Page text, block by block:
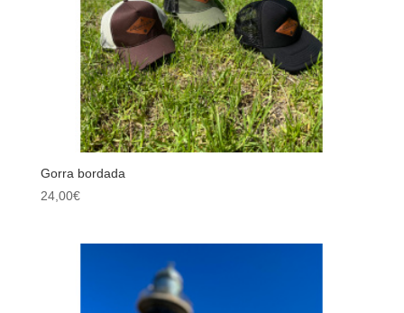
Gorra bordada
24,00€